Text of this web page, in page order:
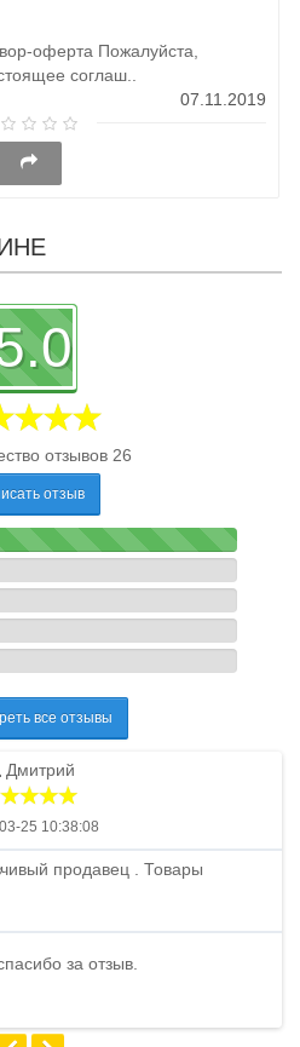
оферта Пожалуйста,
соглаш..
07.11.2019
отзывов 26
отзыв
все отзывы
Дмитрий
25 10:38:08
продавец . Товары
за отзыв.